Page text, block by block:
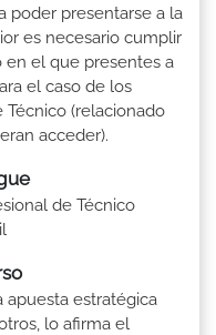
poder presentarse a la
es necesario cumplir
en el que presentes a
el caso de los
(relacionado
acceder).
de Técnico
apuesta estratégica
lo afirma el